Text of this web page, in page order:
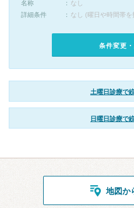
名称
なし
詳細条件
なし (曜日や時間帯
条件変更
土曜日診療で
日曜日診療で
地図か